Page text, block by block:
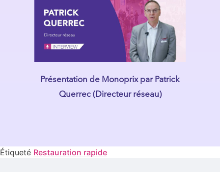
Présentation de Monoprix par Patrick
Querrec (Directeur réseau)
Étiqueté Restauration rapide